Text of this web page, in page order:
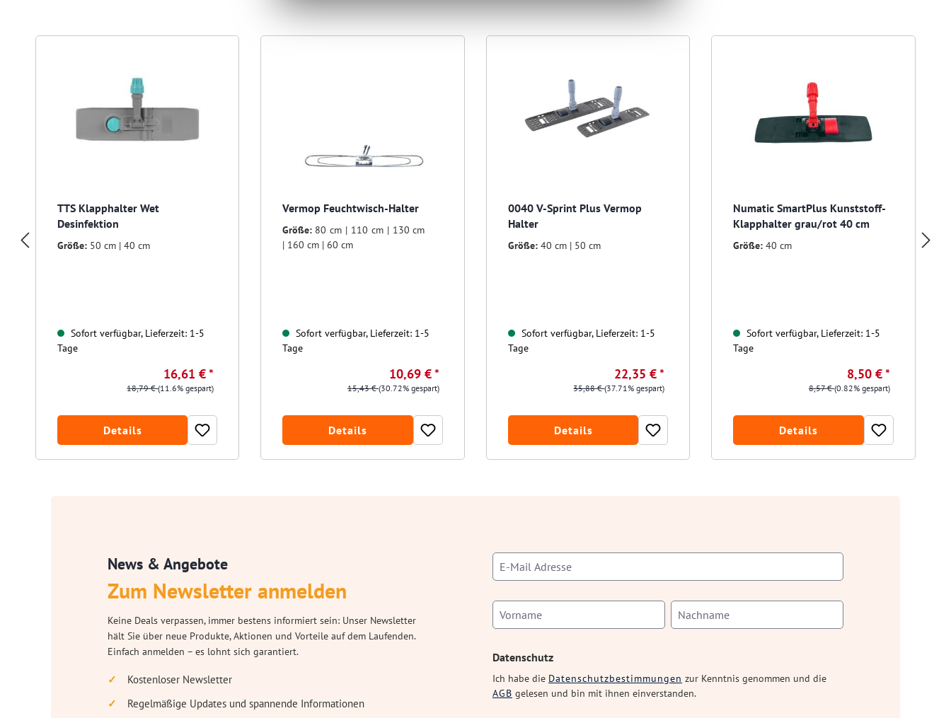
TTS Klapphalter Wet
Desinfektion
Größe: 50 cm | 40 cm
Sofort verfügbar, Lieferzeit: 1-5
Tage
16,61 € *
18,79 €(11.6% gespart)
Details
Vermop Feuchtwisch-Halter
Größe: 80 cm | 110 cm | 130 cm
| 160 cm | 60 cm
Sofort verfügbar, Lieferzeit: 1-5
Tage
10,69 € *
15,43 €(30.72% gespart)
Details
0040 V-Sprint Plus Vermop
Halter
Größe: 40 cm | 50 cm
Sofort verfügbar, Lieferzeit: 1-5
Tage
22,35 € *
35,88 €(37.71% gespart)
Details
Numatic SmartPlus Kunststoff-
Klapphalter grau/rot 40 cm
Größe:40 cm
Sofort verfügbar, Lieferzeit: 1-5
Tage
8,50 € *
8,57 €(0.82% gespart)
Details
News & Angebote
Zum Newsletter anmelden
Keine Deals verpassen, immer bestens informiert sein: Unser Newsletter
hält Sie über neue Produkte, Aktionen und Vorteile auf dem Laufenden.
Einfach anmelden – es lohnt sich garantiert.
Kostenloser Newsletter
Regelmäßige Updates und spannende Informationen
Datenschutz
Ich habe die Datenschutzbestimmungen zur Kenntnis genommen und die
AGB gelesen und bin mit ihnen einverstanden.